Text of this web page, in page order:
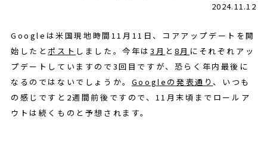
2024.11.12
Googleは米国現地時間11月11日、コアアップデートを開
始したと ポスト しました。今年は 3月 と 8月 にそれぞれアッ
プデートしていますので3回目ですが、恐らく年内最後に
なるのではないでしょうか。 Googleの発表通り 、いつも
の感じですと2週間前後ですので、11月末頃までロールア
ウトは続くものと予想されます。